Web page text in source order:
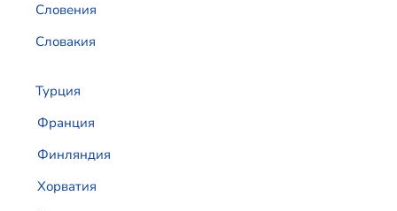
Словения
Словакия
Турция
Франция
Финляндия
Хорватия